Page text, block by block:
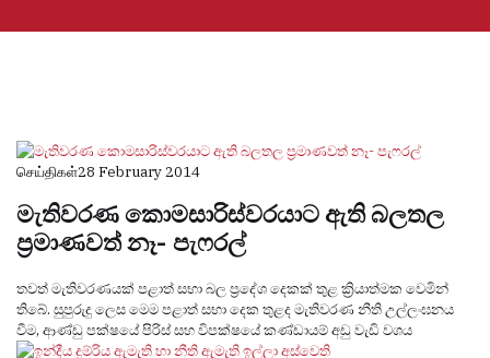
செய்திகள்28 February 2014
මැතිවරණ කොමසාරිස්වරයාට ඇති බලතල
ප්‍රමාණවත් නෑ- පැෆරල්
තවත් මැතිවරණයක් පළාත් සභා බල ප්‍රදේශ දෙකක් තුළ ක්‍රියාත්මක වෙමින්
තිබේ. සුපුරුදු ලෙස මෙම පළාත් සභා දෙක තුළද මැතිවරණ නීති උල්ලංඝනය
වීම, ආණ්ඩු පක්ෂයේ පිරිස් සහ විපක්ෂයේ කණ්ඩායම් අඩු වැඩි වශය